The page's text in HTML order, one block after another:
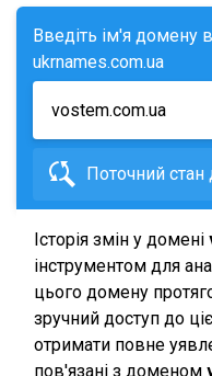
Введіть ім'я домену
ukrnames.com.ua
Поточний
Історія змін у домені
інструментом для
цього домену
зручний доступ до
отримати повне
пов'язані з доменом